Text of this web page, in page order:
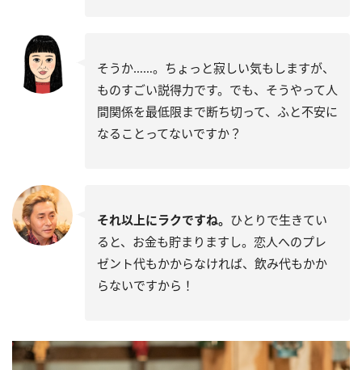
そうか……。ちょっと寂しい気もしますが、
ものすごい説得力です。でも、そうやって人
間関係を最低限まで断ち切って、ふと不安に
なることってないですか？
それ以上にラクですね。 ひとりで生きてい
ると、お金も貯まりますし。恋人へのプレ
ゼント代もかからなければ、飲み代もかか
らないですから！